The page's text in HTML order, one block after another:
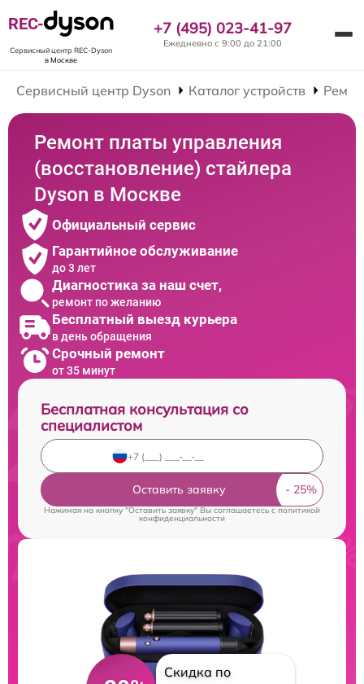
REC-
Сервисный центр REC-Dyson
в Москве
+7 (495) 023-41-97
Ежедневно с 9:00 до 21:00
Сервисный центр Dyson Каталог устройств
Ремонт платы управления
(восстановление) стайлера
Dyson в Москве
Официальный сервис
Гарантийное обслуживание
до 3 лет
Диагностика за наш счет,
ремонт по желанию
Бесплатный выезд курьера
в день обращения
Срочный ремонт
от 35 минут
Бесплатная консультация со
специалистом
Оставить заявку
Нажимая на кнопку "Оставить заявку" Вы соглашаетесь cполитикой
конфиденциальности
Скидка по